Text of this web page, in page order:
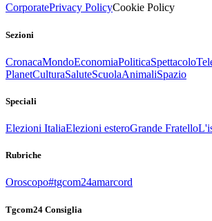
CorporatePrivacy PolicyCookie Policy
Sezioni
CronacaMondoEconomiaPoliticaSpettacolo
PlanetCulturaSaluteScuolaAnimaliSpazio
Speciali
Elezioni ItaliaElezioni esteroGrande Fratello
Rubriche
Oroscopo#tgcom24amarcord
Tgcom24 Consiglia